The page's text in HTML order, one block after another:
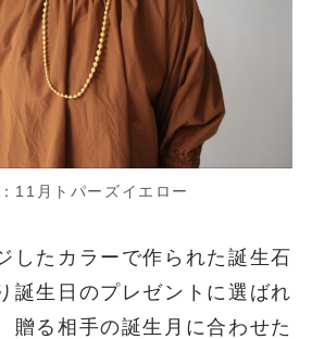
11月トパーズイエロー
したカラーで作られた誕生石
誕生日のプレゼントに選ばれ
贈る相手の誕生月に合わせた